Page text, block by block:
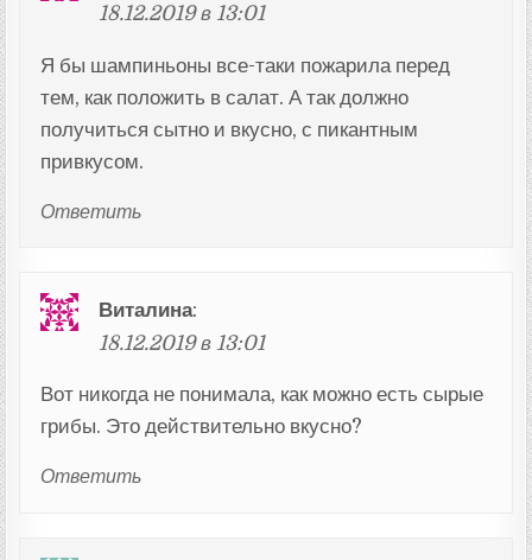
18.12.2019 в 13:01
Я бы шампиньоны все-таки пожарила перед
тем, как положить в салат. А так должно
получиться сытно и вкусно, с пикантным
привкусом.
Ответить
Виталина:
18.12.2019 в 13:01
Вот никогда не понимала, как можно есть сырые
грибы. Это действительно вкусно?
Ответить